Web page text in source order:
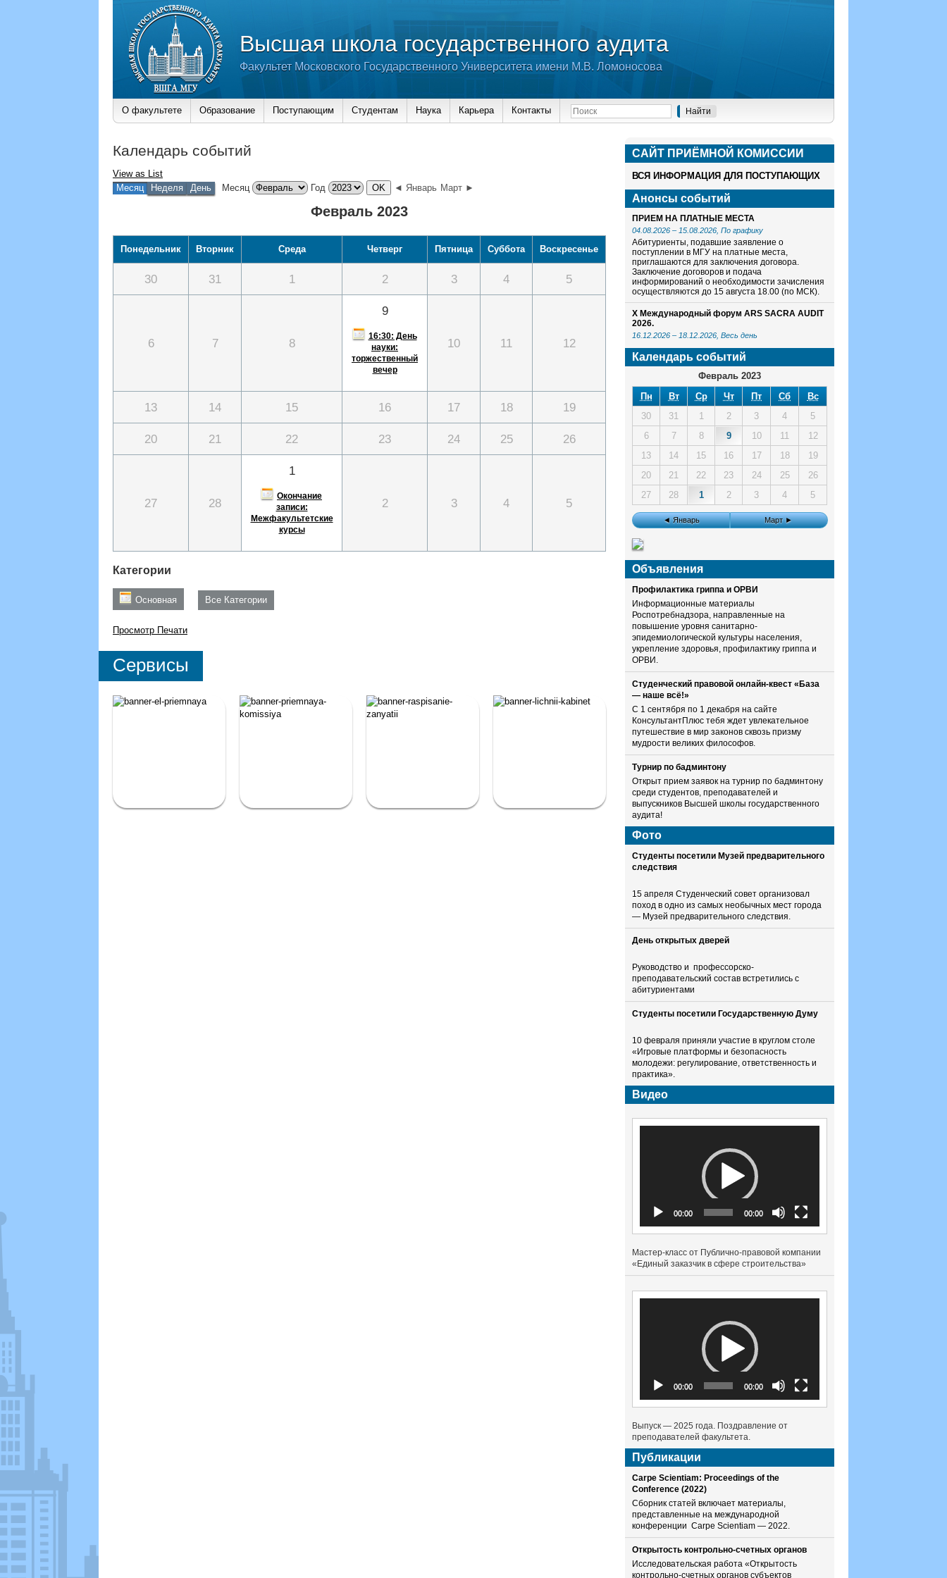
Высшая школа государственного аудита
Факультет Московского Государственного Университета имени М.В. Ломоносова
О факультете Образование Поступающим Студентам Наука Карьера Контакты
Календарь событий
View as List
Месяц
Неделя День Месяц Год ◄ Январь Март ►
Февраль 2023
Понедельник Вторник Среда Четверг Пятница Суббота Воскресенье
30 31 1 2 3 4 5
6 7 8
9
16:30: День
науки:
торжественный
вечер
10 11 12
13 14 15 16 17 18 19
20 21 22 23 24 25 26
27 28
1
Окончание
записи:
Межфакультетские
курсы
2 3 4 5
Категории
Основная Все Категории
Просмотр Печати
Сервисы
САЙТ ПРИЁМНОЙ КОМИСCИИ
ВСЯ ИНФОРМАЦИЯ ДЛЯ ПОСТУПАЮЩИХ
Анонсы событий
ПРИЕМ НА ПЛАТНЫЕ МЕСТА
04.08.2026 – 15.08.2026 , По графику
Абитуриенты, подавшие заявление о
поступлении в МГУ на платные места,
приглашаются для заключения договора.
Заключение договоров и подача
информирований о необходимости зачисления
осуществляются до 15 августа 18.00 (по МСК).
X Международный форум ARS SACRA AUDIT
2026.
16.12.2026 – 18.12.2026 , Весь день
Календарь событий
Февраль 2023
Пн
Вт Ср Чт Пт Сб
Вс
30
31 1 2 3 4
5
6
7 8 9 10 11
12
13
14 15 16 17 18
19
20
21 22 23 24 25
26
27
28 1 2 3 4 5
◄ Январь Март ►
Объявления
Профилактика гриппа и ОРВИ
Информационные материалы
Роспотребнадзора, направленные на
повышение уровня санитарно-
эпидемиологической культуры населения,
укрепление здоровья, профилактику гриппа и
ОРВИ.
Студенческий правовой онлайн-квест «База
— наше всё!»
С 1 сентября по 1 декабря на сайте
КонсультантПлюс тебя ждет увлекательное
путешествие в мир законов сквозь призму
мудрости великих философов.
Турнир по бадминтону
Открыт прием заявок на турнир по бадминтону
среди студентов, преподавателей и
выпускников Высшей школы государственного
аудита!
Фото
Студенты посетили Музей предварительного
следствия
15 апреля Студенческий совет организовал
поход в одно из самых необычных мест города
— Музей предварительного следствия.
День открытых дверей
Руководство и профессорско-
преподавательский состав встретились с
абитуриентами
Студенты посетили Государственную Думу
10 февраля приняли участие в круглом столе
«Игровые платформы и безопасность
молодежи: регулирование, ответственность и
практика».
Видео
00:00 00:00
Мастер-класс от Публично-правовой компании
«Единый заказчик в сфере строительства»
00:00 00:00
Выпуск — 2025 года. Поздравление от
преподавателей факультета.
Публикации
Carpe Scientiam: Proceedings of the
Conference (2022)
Сборник статей включает материалы,
представленные на международной
конференции Carpe Scientiam — 2022.
Открытость контрольно-счетных органов
Исследовательская работа «Открытость
контрольно-счетных органов субъектов